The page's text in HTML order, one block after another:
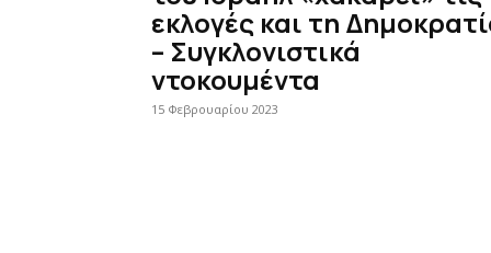
εκλογές και τη
– Συγκλονιστικά
ντοκουμέντα
15 Φεβρουαρίου 2023